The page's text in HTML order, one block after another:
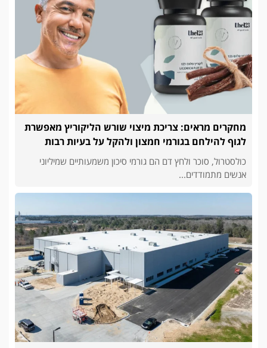
מחקרים מראים: צריכת מיצוי שורש הליקוריץ מאפשרת
לגוף להילחם בגורמי חמצון ולהקל על בעיות רבות
כולסטרול, סוכר ולחץ דם הם גורמי סיכון משמעותיים שמיליוני
אנשים מתמודדים...